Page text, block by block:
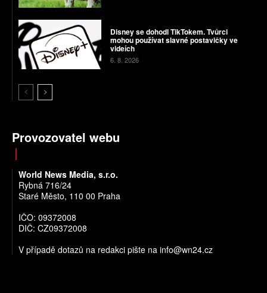
Disney se dohodl TikTokem. Tvůrci
mohou používat slavné postavičky ve
videích
6. 8. 2026
Provozovatel webu
World News Media, s.r.o.
Rybná 716/24
Staré Město, 110 00 Praha
IČO: 09372008
DIČ: CZ09372008
V případě dotazů na redakci pište na info@wn24.cz